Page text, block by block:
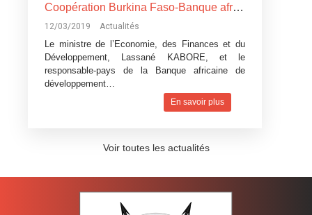
Coopération Burkina Faso-Banque africaine de développement: La Banque africaine de développement accorde trois
12/03/2019 Actualités
Le ministre de l’Economie, des Finances et du
Développement, Lassané KABORE, et le
responsable-pays de la Banque africaine de
développement…
En savoir plus
Voir toutes les actualités